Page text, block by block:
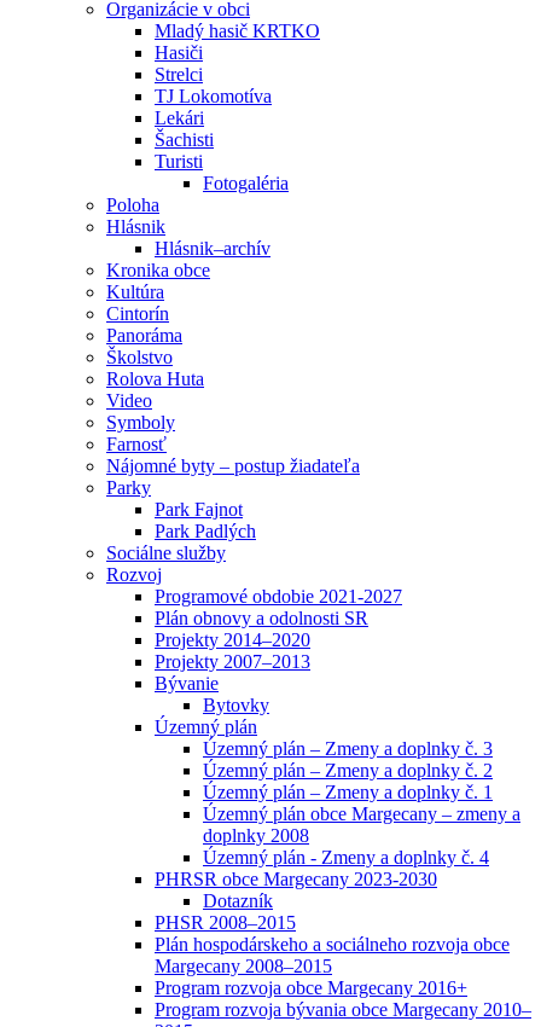
Organizácie v obci
Mladý hasič KRTKO
Hasiči
Strelci
TJ Lokomotíva
Lekári
Šachisti
Turisti
Fotogaléria
Poloha
Hlásnik
Hlásnik–archív
Kronika obce
Kultúra
Cintorín
Panoráma
Školstvo
Rolova Huta
Video
Symboly
Farnosť
Nájomné byty – postup žiadateľa
Parky
Park Fajnot
Park Padlých
Sociálne služby
Rozvoj
Programové obdobie 2021-2027
Plán obnovy a odolnosti SR
Projekty 2014–2020
Projekty 2007–2013
Bývanie
Bytovky
Územný plán
Územný plán – Zmeny a doplnky č. 3
Územný plán – Zmeny a doplnky č. 2
Územný plán – Zmeny a doplnky č. 1
Územný plán obce Margecany – zmeny a
doplnky 2008
Územný plán - Zmeny a doplnky č. 4
PHRSR obce Margecany 2023-2030
Dotazník
PHSR 2008–2015
Plán hospodárskeho a sociálneho rozvoja obce
Margecany 2008–2015
Program rozvoja obce Margecany 2016+
Program rozvoja bývania obce Margecany 2010–